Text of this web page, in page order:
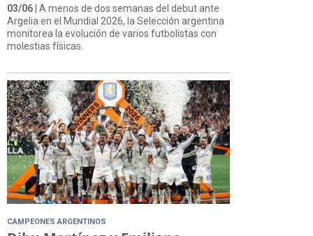
03/06 | A menos de dos semanas del debut ante
Argelia en el Mundial 2026, la Selección argentina
monitorea la evolución de varios futbolistas con
molestias físicas.
CAMPEONES ARGENTINOS